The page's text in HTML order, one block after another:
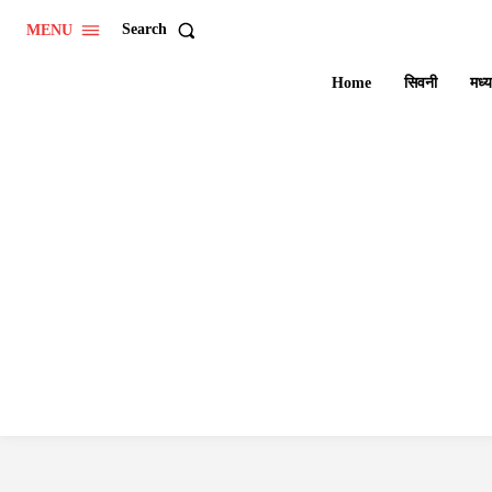
MENU Search
Home सिवनी